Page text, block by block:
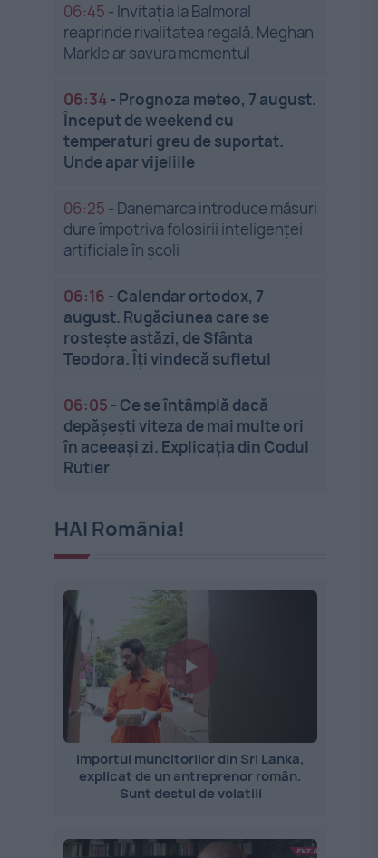
06:45 - Invitația la Balmoral
reaprinde rivalitatea regală. Meghan
Markle ar savura momentul
06:34- Prognoza meteo, 7 august.
Început de weekend cu
temperaturi greu de suportat.
Unde apar vijeliile
06:25 - Danemarca introduce măsuri
dure împotriva folosirii inteligenței
artificiale în școli
06:16 -Calendar ortodox, 7
august. Rugăciunea care se
rostește astăzi, de Sfânta
Teodora. Îți vindecă sufletul
06:05 -Ce se întâmplă dacă
depășești viteza de mai multe ori
în aceeași zi. Explicația din Codul
Rutier
HAI România!
Importul muncitorilor din Sri Lanka,
explicat de un antreprenor român.
Sunt destul de volatili